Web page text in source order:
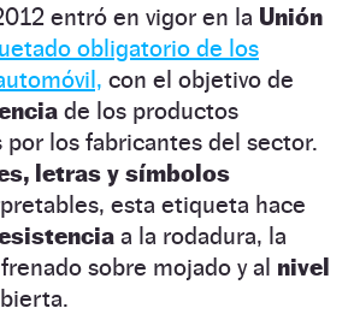
entró en vigor en la Unión
obligatorio de los
con el objetivo de
de los productos
los fabricantes del sector.
letras y símbolos
esta etiqueta hace
a la rodadura, la
sobre mojado y al nivel